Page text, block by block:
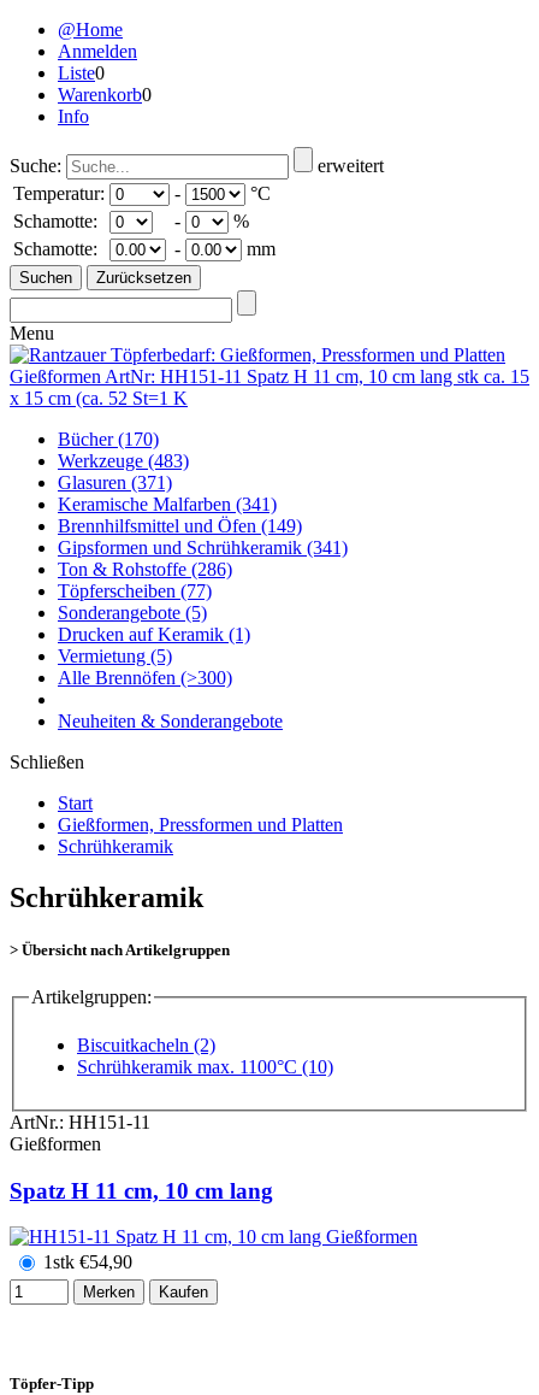
@Home
Anmelden
Liste0
Warenkorb0
Info
Suche:
erweitert
Temperatur:
-
°C
Schamotte:
-
%
Schamotte:
- mm
Menu
Bücher(170)
Werkzeuge (483)
Glasuren (371)
Keramische Malfarben (341)
Brennhilfsmittel und Öfen (149)
Gipsformen und Schrühkeramik (341)
Ton & Rohstoffe (286)
Töpferscheiben (77)
Sonderangebote (5)
Drucken auf Keramik (1)
Vermietung (5)
Alle Brennöfen (>300)
Neuheiten & Sonderangebote
Schließen
Start
Gießformen, Pressformen und Platten
Schrühkeramik
Schrühkeramik
> Übersicht nach Artikelgruppen
Artikelgruppen:
Biscuitkacheln (2)
Schrühkeramik max. 1100°C (10)
ArtNr.: HH151-11
Gießformen
Spatz H 11 cm, 10 cm lang
1stk €54,90
Merken Kaufen
Töpfer-Tipp